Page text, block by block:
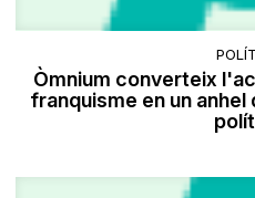
Òmnium converteix
franquisme en un